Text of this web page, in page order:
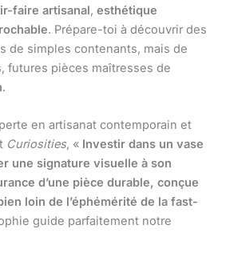
faire artisanal, esthétique
. Prépare-toi à découvrir des
de simples contenants, mais de
futures pièces maîtresses de
.
en artisanat contemporain et
Curiosities, « Investir dans un vase
une signature visuelle à son
d’une pièce durable, conçue
loin de l’éphémérité de la fast-
guide parfaitement notre